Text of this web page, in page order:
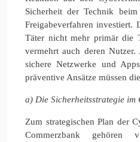
Sicherheit der Technik
Freigabeverfahren investiert.
Täter nicht mehr primär die
vermehrt auch deren
sichere Netzwerke und
präventive Ansätze müssen
a) Die Sicherheitsstrategie im
Zum strategischen Plan der
Commerzbank gehören